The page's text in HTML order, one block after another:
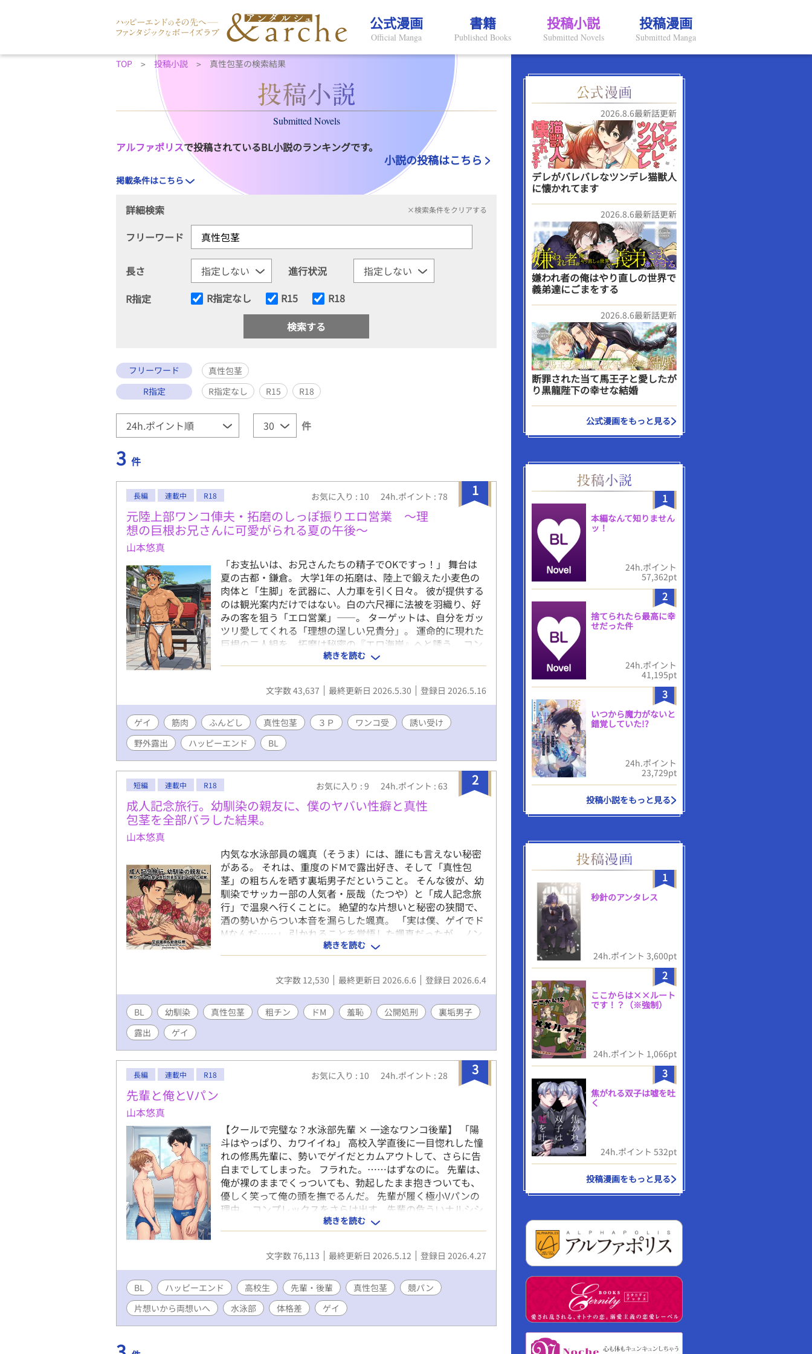
公式漫画
Official Manga
書籍
Published Books
投稿小説
Submitted Novels
投稿漫画
Submitted Manga
TOP 投稿小説 真性包茎の検索結果
Submitted Novels
アルファポリスで投稿されているBL小説のランキングです。
小説の投稿はこちら
掲載条件はこちら
詳細検索 ×検索条件をクリアする
フリーワード
長さ
進行状況
R指定
R指定なし R15 R18
フリーワード
真性包茎
R指定
R指定なし R15 R18
件
3 件
1
長編 連載中 R18 お気に入り : 10 24h.ポイント : 78
元陸上部ワンコ俥夫・拓磨のしっぽ振りエロ営業 ～理
想の巨根お兄さんに可愛がられる夏の午後～
山本悠真
​「お支払いは、お兄さんたちの精子でOKですっ！」 ​舞台は
夏の古都・鎌倉。 大学1年の拓磨は、陸上で鍛えた小麦色の
肉体と「生脚」を武器に、人力車を引く日々。 彼が提供する
のは観光案内だけではない。白の六尺褌に法被を羽織り、好
みの客を狙う「エロ営業」――。 ​ターゲットは、自分をガッ
ツリ愛してくれる「理想の逞しい兄貴分」。 運命的に現れた
巨根の二人組を、拓磨は秘密の『エロ海岸』へと誘う。 ​コン
プレックスの真性包茎と、しなやかなアスリートの肢体。 二
人の規格外な雄を前に、拓磨の本能は子犬のように疼き出
す。 夕陽の砂浜で繰り広げられる、おバカで濃厚なトリオ・
セックス！ ～～～～～ 【本作のポイント】 ●「健康的アス
大好きな「巨根」を前にすると、プライドを捨ててワンワン
懐く拓磨。性欲と先走りで知性がトロトロに溶かされたおバ
カな姿と、その裏にある寂しがり屋な素顔を、全力で愛でる
物語です。 ​ ●夏の鎌倉を駆ける「ふんどし俥夫」の露出感
白の六尺褌に法被一枚という、公道ギリギリの過激な格好で
獲物を誘うシチュエーション。汗ばんだ肌の日焼け跡や、引
き締まった筋肉の躍動を楽しめます。 ​ ●こだわりのフェティ
シズム描写 「生脚」「日焼け跡」「全身脱毛済みの小麦肌」
に加え、本人がトラウマでありつつも、攻め手にとっては最
素を極限まで詰め込みました。 ​ ●圧倒的パワーの「兄貴分2
人」による3P ガチムチ極太の将人＆20cm超の長身スリ筋の
健太。理想的な上位個体二人に口もアナルも完全に支配さ
れ、大量の精子でパンパンに中出しされる背徳的な３Ｐ！ ​
●多幸感あふれる「ハッピー・セックス」 ただ激しいだけで
なく、拓磨が「兄ちゃん」と懐き、攻める側も彼を「最高の
ちんぽ犬」と慈しむ、寂しがり屋が救われる多幸感満載のハ
ッピーエンドです。 ※完結済み 〜〜〜〜〜 【登場人物】 香
小柄ながら陸上で鍛えたしなやかな筋肉と、脱毛済みの小麦
肌が自慢。 性格: 欲望に忠実な「戦略的ワンコ」。実は過去
の失恋から寂しがり屋。理想の兄貴に可愛がられるため、知
性をドロドロに溶かして尽くす。 将人 体格: 肩幅の広いバ
のトラウマを極上の価値に変え、言葉とテクニックで攻める
知略型アニキ。
続きを読む
文字数 43,637 最終更新日 2026.5.30 登録日 2026.5.16
ゲイ 筋肉 ふんどし 真性包茎 ３Ｐ ワンコ受
誘い受け
野外露出
ハッピーエンド BL
2
短編 連載中 R18 お気に入り : 9 24h.ポイント : 63
成人記念旅行。幼馴染の親友に、僕のヤバい性癖と真性
包茎を全部バラした結果。
山本悠真
内気な水泳部員の颯真（そうま）には、誰にも言えない秘密
がある。 それは、重度のドMで露出好き、そして「真性包
茎」の粗ちんを晒す裏垢男子だということ。 そんな彼が、幼
馴染でサッカー部の人気者・辰哉（たつや）と「成人記念旅
行」で温泉へ行くことに。 絶望的な片想いと秘密の狭間で、
酒の勢いからつい本音を漏らした颯真。 「実は僕、ゲイでド
Mなんだ……」 引かれることを覚悟した颯真だったが、ノン
ケであるはずの辰哉が浮かべたのは不敵な笑みだった。 「隠
し事とか、水臭えじゃん。俺がその性癖、満たしてやるよ」
翌朝の大浴場、そこには辰哉が仕掛けた「ドMの処刑台」が
待っていて――。 コンプレックスを快感に変える、幼馴染二
出・身体的コンプレックス（真性包茎）の描写を含みます ※
ますので、気に入っていただけたら、お気に入り登録をお願
いします。 ※いいねや感想をいただけると，泣いて喜びま
す。 ～～～～～～～～ 【登場人物】 ☆里崎颯真（主人公・
ォロワーは10000人を超えている ☆進藤辰哉（BがLしたら
攻？・童貞） 一人称：俺 大学２年（20歳） 178cm
75kg ちんこ 平常13.5cm MAX19.5cm φ5cm 仮性包茎
自称ノンケの体育会サッカー部。陽キャ ちょいＳ
続きを読む
文字数 12,530 最終更新日 2026.6.6 登録日 2026.6.4
BL 幼馴染 真性包茎 粗チン ドM 羞恥 公開処刑
裏垢男子
露出
ゲイ
3
長編 連載中 R18 お気に入り : 10 24h.ポイント : 28
先輩と俺とVパン
山本悠真
【クールで完璧な？水泳部先輩 × 一途なワンコ後輩】 「陽
斗はやっぱり、カワイイね」 高校入学直後に一目惚れした憧
れの修馬先輩に、勢いでゲイだとカムアウトして、さらに告
白までしてしまった。 フラれた。……はずなのに。 先輩は、
俺が裸のままでくっついても、勃起したまま抱きついても、
優しく笑って俺の頭を撫でるんだ。 先輩が履く極小Vパンの
理由。 コンプレックスをさらけ出す、先輩の危ういナルシシ
ズム。 「叶わない片想い」をしていると言う先輩を、俺はど
うしたって諦めきれない。 自分のものにしたい。その小さな
ちんこも、誰にも言えない秘密の性癖も。 全裸で肩を並べ
る、高校生水泳部員のモダモダ青春BL。 【更新情報】 ※高
みいただけます（2026/5/12 10:00）。 ※ハッピーエンド確
約！ ※大人になった二人の「ゲイビーチ編」も近日公開予定
です！ぜひ、お気に入り登録をお願いします。 【登場人物】
☆本村陽斗（もとむらはると） 一人称：俺 セクシャリ
続きを読む
文字数 76,113 最終更新日 2026.5.12 登録日 2026.4.27
BL ハッピーエンド 高校生 先輩・後輩 真性包茎
競パン
片想いから両想いへ
水泳部 体格差 ゲイ
2026.8.6最新話更新
デレがバレバレなツンデレ猫獣人
に懐かれてます
2026.8.6最新話更新
嫌われ者の俺はやり直しの世界で
義弟達にごまをする
2026.8.6最新話更新
断罪された当て馬王子と愛したが
り黒龍陛下の幸せな結婚
公式漫画をもっと見る
1
本編なんて知りません
ッ！
24h.ポイント
57,362pt
2
捨てられたら最高に幸
せだった件
24h.ポイント
41,195pt
3
いつから魔力がないと
錯覚していた!?
24h.ポイント
23,729pt
投稿小説をもっと見る
1
秒針のアンタレス
24h.ポイント 3,600pt
2
ここからは××ルート
です！？（※強制）
24h.ポイント 1,066pt
3
焦がれる双子は嘘を吐
く
24h.ポイント 532pt
投稿漫画をもっと見る